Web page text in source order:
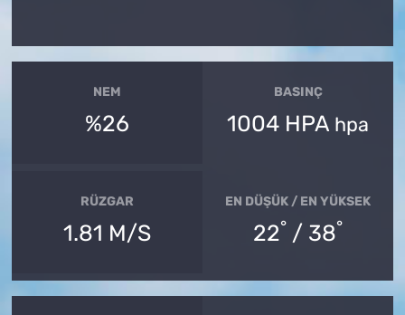
NEM
%26
BASINÇ
1004 HPA hpa
RÜZGAR
1.81 M/S
EN DÜŞÜK / EN YÜKSEK
22° / 38°